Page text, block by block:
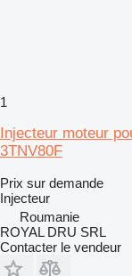
1
Injecteur moteur
3TNV80F
Prix sur demande
Injecteur
Roumanie
ROYAL DRU SRL
Contacter le vendeur